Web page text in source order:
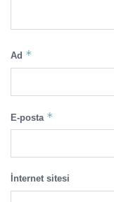
Ad *
E-posta *
İnternet sitesi